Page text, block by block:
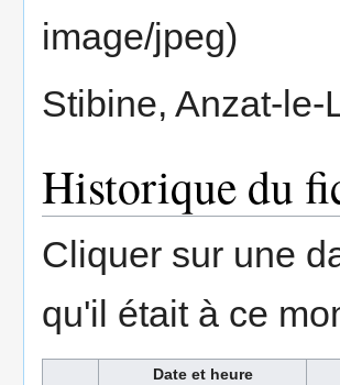
image/jpeg)
Stibine, Anzat-
Historique du
Cliquer sur une
qu'il était à ce
Date et heure